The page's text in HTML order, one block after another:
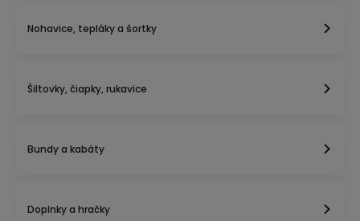
Nohavice, tepláky a šortky
Šiltovky, čiapky, rukavice
Bundy a kabáty
Doplnky a hračky